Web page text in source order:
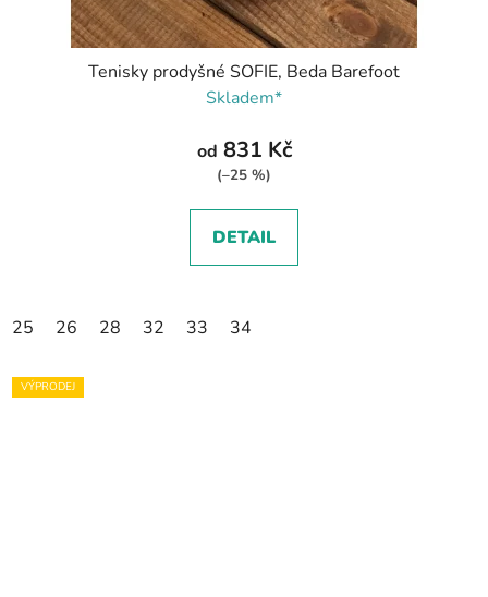
Tenisky prodyšné SOFIE, Beda Barefoot
Skladem*
od 831 Kč
(–25 %)
DETAIL
25 26 28 32 33 34
VÝPRODEJ